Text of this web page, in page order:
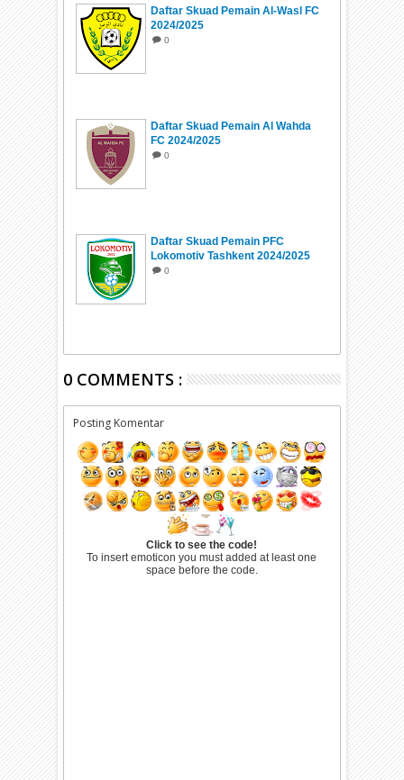
Daftar Skuad Pemain Al-Wasl FC
2024/2025
0
Daftar Skuad Pemain Al Wahda
FC 2024/2025
0
Daftar Skuad Pemain PFC
Lokomotiv Tashkent 2024/2025
0
0 COMMENTS :
Posting Komentar
Click to see the code!
To insert emoticon you must added at least one
space before the code.